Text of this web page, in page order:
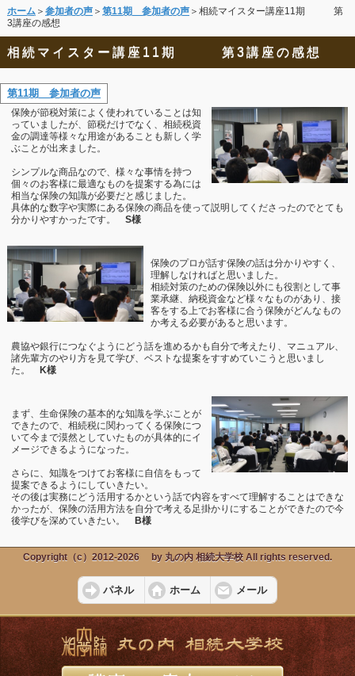
ホーム＞ 参加者の声＞ 第11期 参加者の声＞相続マイスター講座11期 第
3講座の感想
相続マイスター講座11期 第3講座の感想
第11期 参加者の声
保険が節税対策によく使われていることは知
っていましたが、節税だけでなく、相続税資
金の調達等様々な用途があることも新しく学
ぶことが出来ました。
シンプルな商品なので、様々な事情を持つ
個々のお客様に最適なものを提案する為には
相当な保険の知識が必要だと感じました。
具体的な数字や実際にある保険の商品を使って説明してくださったのでとても
分かりやすかったです。 S様
保険のプロが話す保険の話は分かりやすく、
理解しなければと思いました。
相続対策のための保険以外にも役割として事
業承継、納税資金など様々なものがあり、接
客をする上でお客様に合う保険がどんなもの
か考える必要があると思います。
農協や銀行につなぐようにどう話を進めるかも自分で考えたり、マニュアル、
諸先輩方のやり方を見て学び、ベストな提案をすすめていこうと思いまし
た。 K様
まず、生命保険の基本的な知識を学ぶことが
できたので、相続税に関わってくる保険につ
いて今まで漠然としていたものが具体的にイ
メージできるようになった。
さらに、知識をつけてお客様に自信をもって
提案できるようにしていきたい。
その後は実務にどう活用するかという話で内容をすべて理解することはできな
かったが、保険の活用方法を自分で考える足掛かりにすることができたので今
後学びを深めていきたい。 B様
Copyright（c）2012-2026 by 丸の内 相続大学校 All rights reserved.
パネル ホーム メール